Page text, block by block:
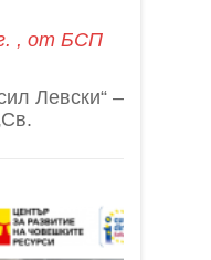
, от БСП
Левски“ –